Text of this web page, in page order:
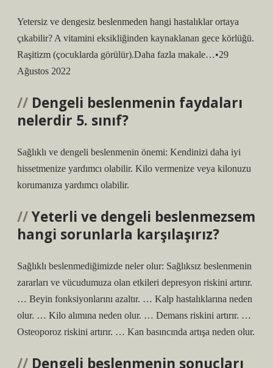
Yetersiz ve dengesiz beslenmeden hangi hastalıklar ortaya
çıkabilir? A vitamini eksikliğinden kaynaklanan gece körlüğü.
Raşitizm (çocuklarda görülür).Daha fazla makale…•29
Ağustos 2022
Dengeli beslenmenin faydaları
nelerdir 5. sınıf?
Sağlıklı ve dengeli beslenmenin önemi: Kendinizi daha iyi
hissetmenize yardımcı olabilir. Kilo vermenize veya kilonuzu
korumanıza yardımcı olabilir.
Yeterli ve dengeli beslenmezsem
hangi sorunlarla karşılaşırız?
Sağlıklı beslenmediğimizde neler olur: Sağlıksız beslenmenin
zararları ve vücudumuza olan etkileri depresyon riskini artırır.
… Beyin fonksiyonlarını azaltır. … Kalp hastalıklarına neden
olur. … Kilo alımına neden olur. … Demans riskini artırır. …
Osteoporoz riskini artırır. … Kan basıncında artışa neden olur.
Dengeli beslenmenin sonuçları